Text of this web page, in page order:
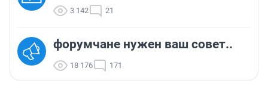
3 142 21
форумчане нужен ваш совет..
18 176 171